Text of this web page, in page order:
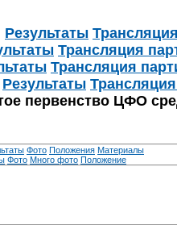
Результаты
Трансляция
Трансляция
Результаты
первенство ЦФО
Фото Положения Материалы
Фото Много фото Положение